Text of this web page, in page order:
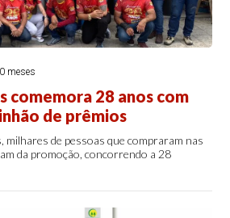
meses
comemora 28 anos com
de prêmios
milhares de pessoas que compraram nas
da promoção, concorrendo a 28